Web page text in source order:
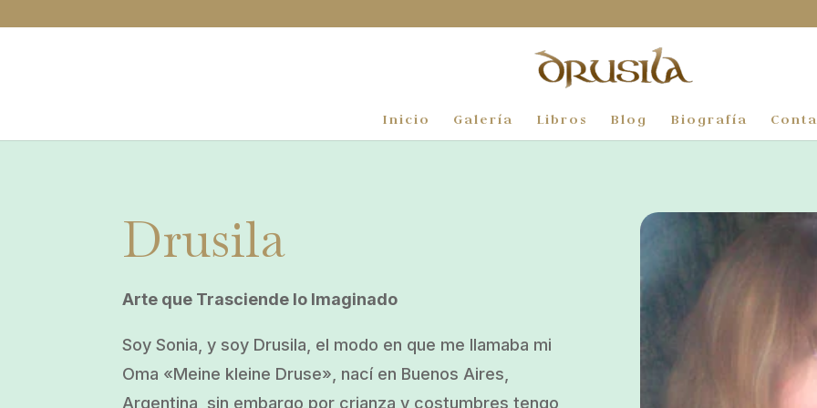
Inicio Galería Libros Blog Biografía
Drusila
Arte que Trasciende lo Imaginado
Soy Sonia, y soy Drusila, el modo en que me llamaba mi
Oma «Meine kleine Druse», nací en Buenos Aires,
Argentina, sin embargo por crianza y costumbres tengo